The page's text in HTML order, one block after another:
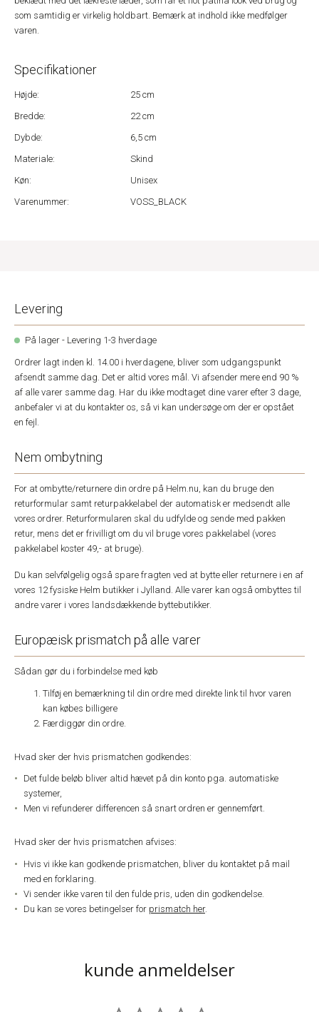
som samtidig er virkelig holdbart. Bemærk at indhold ikke medfølger
varen.
Specifikationer
Højde:
25 cm
Bredde:
22 cm
Dybde:
6,5 cm
Materiale:
Skind
Køn:
Unisex
Varenummer:
VOSS_BLACK
Levering
På lager - Levering 1-3 hverdage
Ordrer lagt inden kl. 14.00 i hverdagene, bliver som udgangspunkt
afsendt samme dag. Det er altid vores mål. Vi afsender mere end 90 %
af alle varer samme dag. Har du ikke modtaget dine varer efter 3 dage,
anbefaler vi at du kontakter os, så vi kan undersøge om der er opstået
en fejl.
Nem ombytning
For at ombytte/returnere din ordre på Helm.nu, kan du bruge den
returformular samt returpakkelabel der automatisk er medsendt alle
vores ordrer. Returformularen skal du udfylde og sende med pakken
retur, mens det er frivilligt om du vil bruge vores pakkelabel (vores
pakkelabel koster 49,- at bruge).
Du kan selvfølgelig også spare fragten ved at bytte eller returnere i en af
vores 12 fysiske Helm butikker i Jylland. Alle varer kan også ombyttes til
andre varer i vores landsdækkende byttebutikker.
Europæisk prismatch på alle varer
Sådan gør du i forbindelse med køb
Tilføj en bemærkning til din ordre med direkte link til hvor varen
kan købes billigere
Færdiggør din ordre.
Hvad sker der hvis prismatchen godkendes:
Det fulde beløb bliver altid hævet på din konto pga. automatiske
systemer,
Men vi refunderer differencen så snart ordren er gennemført.
Hvad sker der hvis prismatchen afvises:
Hvis vi ikke kan godkende prismatchen, bliver du kontaktet på mail
med en forklaring.
Vi sender ikke varen til den fulde pris, uden din godkendelse.
Du kan se vores betingelser for prismatch her.
kunde anmeldelser